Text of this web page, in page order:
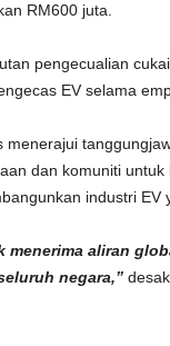
RM600 juta.
pengecualian
EV selama
dan komuniti
industri EV
menerima aliran
negara,”